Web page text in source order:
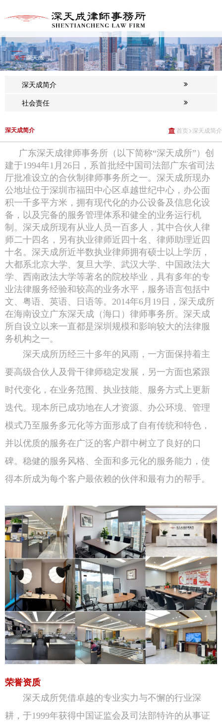
深天成简介
社会责任
深天成简介 首页>深天成简介
广东深天成律师事务所（以下简称“深天成所”）创
建于1994年1月26日，系首批经中国司法部广东省司法
厅批准设立的合伙制律师事务所之一。深天成所现办
公地址位于深圳市福田中心区卓越世纪中心，办公面
积一千多平方米，拥有现代化的办公设备及信息化设
备，以及完备的服务管理体系和健全的业务运行机
制。深天成所现有从业人员一百多人，其中合伙人律
师二十四名，另有执业律师近四十名、律师助理近四
十名。深天成所近半数执业律师拥有硕士以上学历，
大都系北京大学、复旦大学、武汉大学、中国政法大
学、西南政法大学等著名的院校毕业，具有多年的专
业法律服务经验和较高的业务水平，服务语言包括中
文、粤语、英语、日语等。2014年6月19日，深天成所
在海南设立广东深天成（海口）律师事务所。深天成
所自设立以来一直都是深圳规模和影响较大的法律服
务机构之一。
深天成所历经三十多年的风雨，一方面保持着主
要高级合伙人及骨干律师稳定发展，另一方面也紧跟
时代变化，在业务范围、执业技能、服务方式上更新
迭代。现本所已成功地在人才资源、办公环境、管理
模式乃至服务多元化等方面形成了自有传统和特色，
并以优质的服务在广泛的客户群中树立了良好的口
碑。稳健的服务风格、全面和多元化的服务能力，使
得本所成为每个客户最依赖的伙伴和最有力的帮手。
荣誉资质
深天成所凭借卓越的专业实力与不懈的行业深
耕，于1999年获得中国证监会及司法部特许的从事证